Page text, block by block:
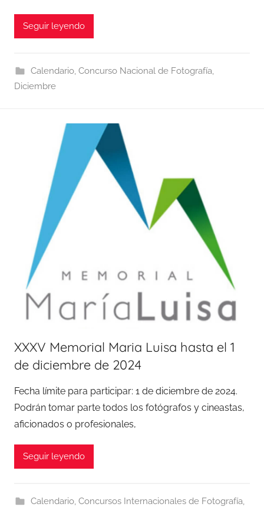
Seguir leyendo
Calendario, Concurso Nacional de Fotografía,
Diciembre
XXXV Memorial Maria Luisa hasta el 1
de diciembre de 2024
Fecha límite para participar: 1 de diciembre de 2024.
Podrán tomar parte todos los fotógrafos y cineastas,
aficionados o profesionales,
Seguir leyendo
Calendario, Concursos Internacionales de Fotografía,